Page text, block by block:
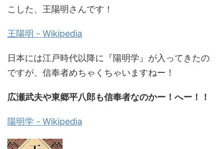
こした、王陽明さんです！
王陽明 - Wikipedia
日本には江戸時代以降に『陽明学』が入ってきたの
ですが、信奉者めちゃくちゃいますねー！
広瀬武夫や東郷平八郎も信奉者なのかー！へー！！
陽明学 - Wikipedia